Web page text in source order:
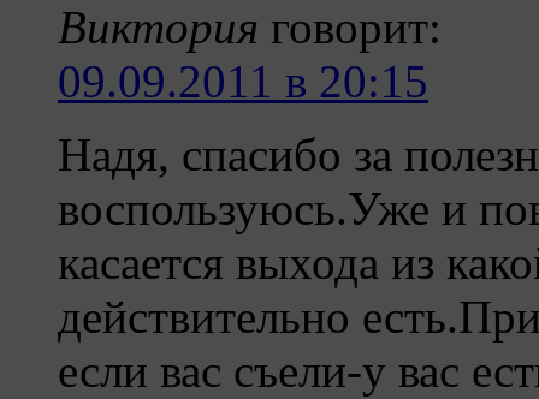
Виктория говорит:
09.09.2011 в 20:15
Надя, спасибо за
воспользуюсь.Уже и
касается выхода из
действительно
если вас съели-у вас